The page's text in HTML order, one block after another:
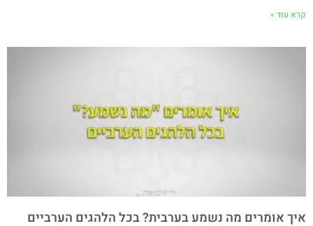
קרא עוד »
איך אומרים מה נשמע בערבית? בכל הלהגים הערביים